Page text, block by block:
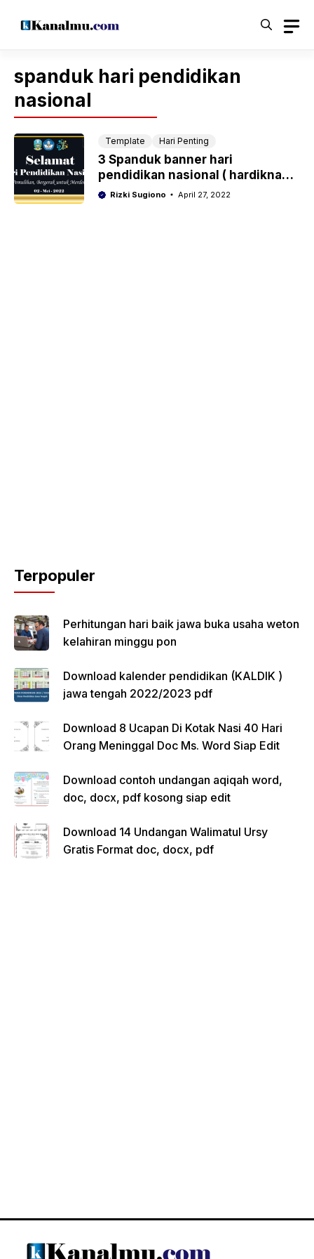
spanduk hari pendidikan
nasional
Template Hari Penting
3 Spanduk banner hari
pendidikan nasional ( hardiknas )
2022 cdr, ai gratis download
Rizki Sugiono April 27, 2022
Terpopuler
Perhitungan hari baik jawa buka usaha weton
kelahiran minggu pon
Download kalender pendidikan (KALDIK )
jawa tengah 2022/2023 pdf
Download 8 Ucapan Di Kotak Nasi 40 Hari
Orang Meninggal Doc Ms. Word Siap Edit
Download contoh undangan aqiqah word,
doc, docx, pdf kosong siap edit
Download 14 Undangan Walimatul Ursy
Gratis Format doc, docx, pdf